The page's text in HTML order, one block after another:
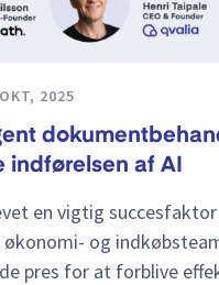
2025
indførelsen af AI
en vigtig
økonomi- og
pres for at forblive